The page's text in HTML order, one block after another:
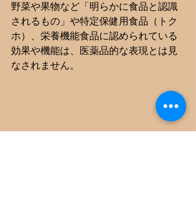
野菜や果物など「明らかに食品と認識
されるもの」や特定保健用食品（トク
ホ）、栄養機能食品に認められている
効果や機能は、医薬品的な表現とは見
なされません。